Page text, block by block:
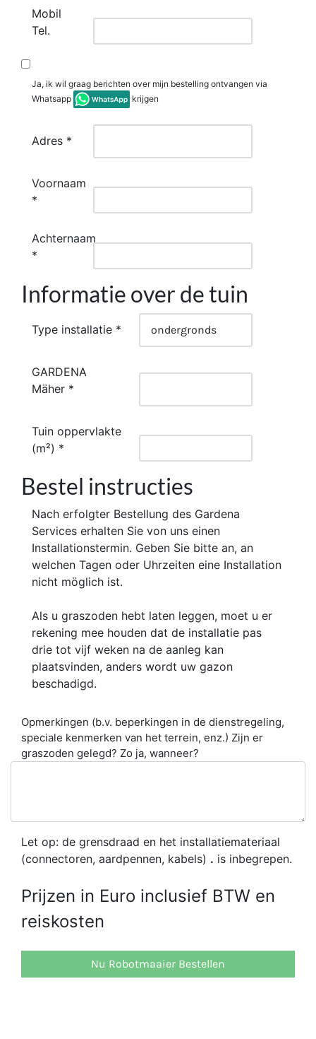
Mobil
Tel.
Ja, ik wil graag berichten over mijn bestelling ontvangen via
Whatsapp
krijgen
Adres *
Voornaam
*
Achternaam
*
Informatie over de tuin
Type installatie *
GARDENA
Mäher *
Tuin oppervlakte
(m²) *
Bestel instructies
Nach erfolgter Bestellung des Gardena
Services erhalten Sie von uns einen
Installationstermin. Geben Sie bitte an, an
welchen Tagen oder Uhrzeiten eine Installation
nicht möglich ist.
Als u graszoden hebt laten leggen, moet u er
rekening mee houden dat de installatie pas
drie tot vijf weken na de aanleg kan
plaatsvinden, anders wordt uw gazon
beschadigd.
Opmerkingen (b.v. beperkingen in de dienstregeling,
speciale kenmerken van het terrein, enz.) Zijn er
graszoden gelegd? Zo ja, wanneer?
Let op: de grensdraad en het installatiemateriaal
(connectoren, aardpennen, kabels) . is inbegrepen.
Prijzen in Euro inclusief BTW en
reiskosten
Nu Robotmaaier Bestellen